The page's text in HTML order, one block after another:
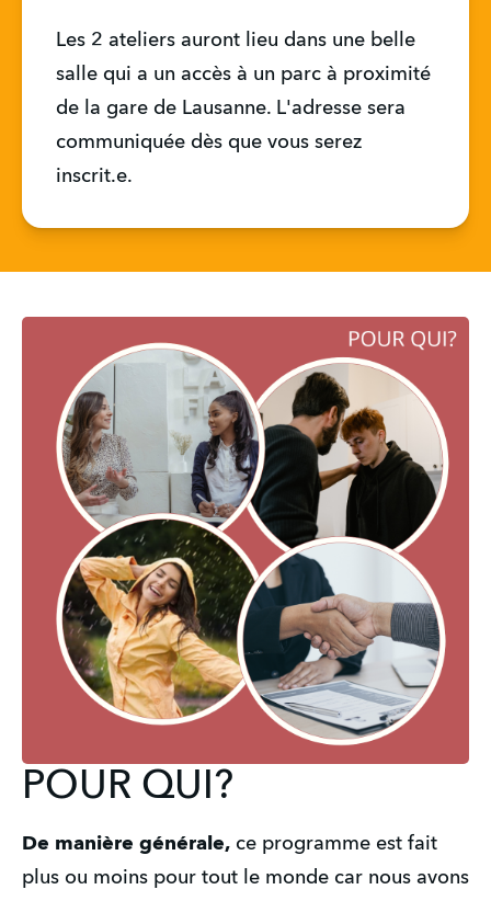
Les 2 ateliers auront lieu dans une belle
salle qui a un accès à un parc à proximité
de la gare de Lausanne. L'adresse sera
communiquée dès que vous serez
inscrit.e.
POUR QUI?
De manière générale, ce programme est fait
plus ou moins pour tout le monde car nous avons